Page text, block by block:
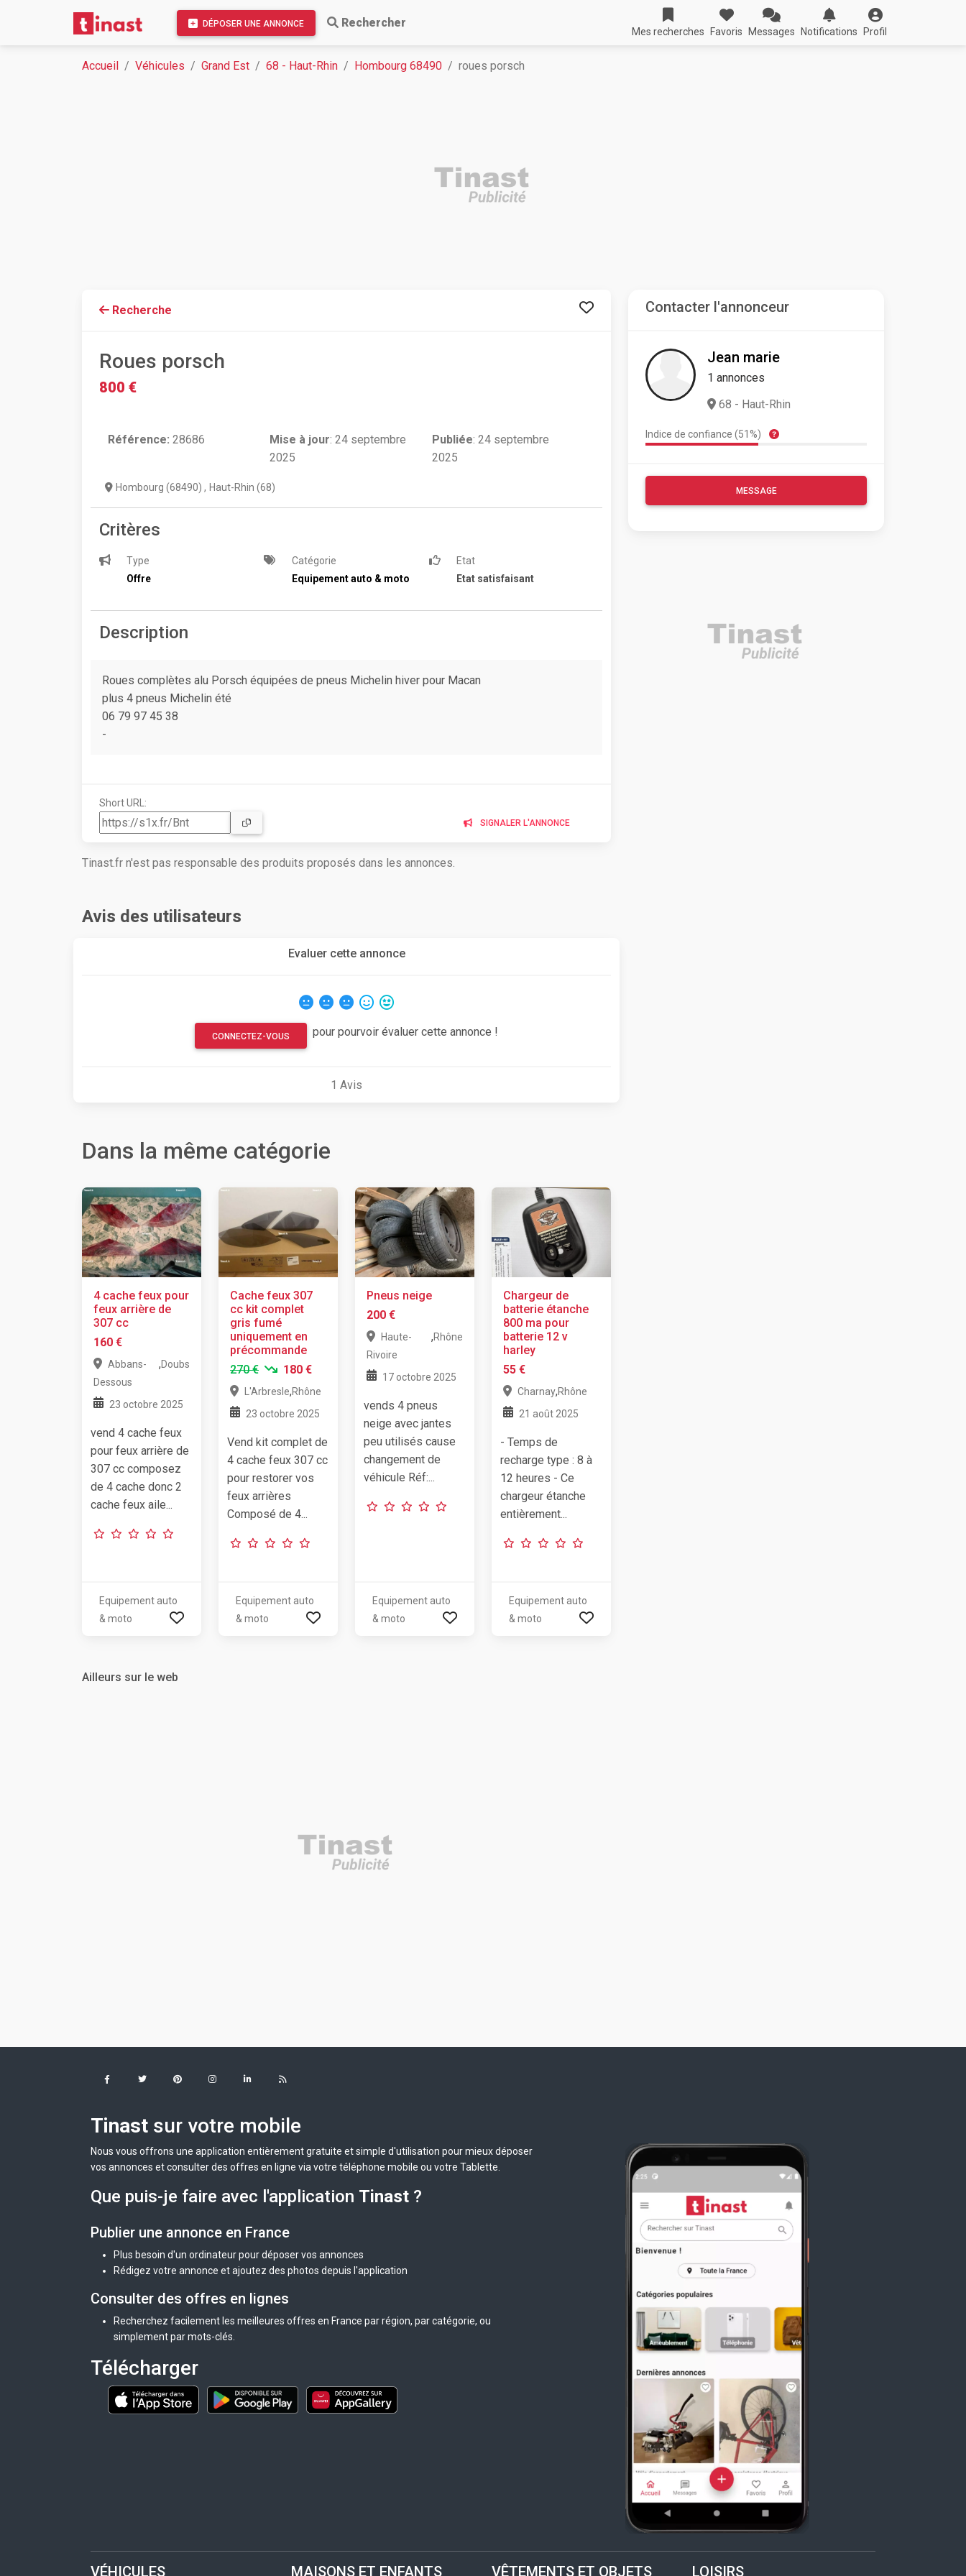
DÉPOSER UNE ANNONCE Rechercher
Mes recherches Favoris Messages Notifications Profil
Accueil Véhicules Grand Est 68 - Haut-Rhin Hombourg 68490 roues porsch
Recherche
Roues porsch
800 €
Référence: 28686 Mise à jour:24 septembre
2025
Publiée: 24 septembre
2025
Hombourg (68490) , Haut-Rhin (68)
Critères
Type
Offre
Catégorie
Equipement auto & moto
Etat
Etat satisfaisant
Description
Roues complètes alu Porsch équipées de pneus Michelin hiver pour Macan
plus 4 pneus Michelin été
06 79 97 45 38
-
Short URL:
SIGNALER L'ANNONCE
Tinast.fr n'est pas responsable des produits proposés dans les annonces.
Avis des utilisateurs
Evaluer cette annonce
CONNECTEZ-VOUS pour pourvoir évaluer cette annonce !
1 Avis
Dans la même catégorie
4 cache feux pour
feux arrière de
307 cc
160 €
Abbans-
Dessous
,Doubs
23 octobre 2025
vend 4 cache feux
pour feux arrière de
307 cc composez
de 4 cache donc 2
cache feux aile...
Equipement auto
& moto
Cache feux 307
cc kit complet
gris fumé
uniquement en
précommande
270 €
180 €
L'Arbresle,Rhône
23 octobre 2025
Vend kit complet de
4 cache feux 307 cc
pour restorer vos
feux arrières
Composé de 4...
Equipement auto
& moto
Pneus neige
200 €
Haute-
Rivoire
,Rhône
17 octobre 2025
vends 4 pneus
neige avec jantes
peu utilisés cause
changement de
véhicule Réf:...
Equipement auto
& moto
Chargeur de
batterie étanche
800 ma pour
batterie 12 v
harley
55 €
Charnay,Rhône
21 août 2025
- Temps de
recharge type : 8 à
12 heures - Ce
chargeur étanche
entièrement...
Equipement auto
& moto
Ailleurs sur le web
Contacter l'annonceur
Jean marie
1 annonces
68 - Haut-Rhin
Indice de confiance (51%)
MESSAGE
Tinast sur votre mobile
Nous vous offrons une application entièrement gratuite et simple d'utilisation pour mieux déposer
vos annonces et consulter des offres en ligne via votre téléphone mobile ou votre Tablette.
Que puis-je faire avec l'application Tinast ?
Publier une annonce en France
Plus besoin d'un ordinateur pour déposer vos annonces
Rédigez votre annonce et ajoutez des photos depuis l'application
Consulter des offres en lignes
Recherchez facilement les meilleures offres en France par région, par catégorie, ou
simplement par mots-clés.
Télécharger
VÉHICULES MAISONS ET ENFANTS VÊTEMENTS ET OBJETS LOISIRS